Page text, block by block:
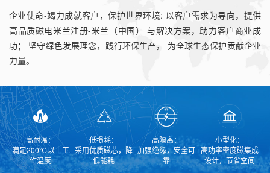
企业使命-竭力成就客户，保护世界环境: 以客户需求为导向，提供
高品质磁电米兰注册-米兰（中国） 与解决方案，助力客户商业成
功； 坚守绿色发展理念，践行环保生产， 为全球生态保护贡献企业
力量。
高耐温：
满足200℃以上工
作温度
低损耗：
采用优质磁芯，降
低能耗
高隔离：
加强绝缘，安全可
靠
小型化：
高功率密度磁集成
设计，节省空间